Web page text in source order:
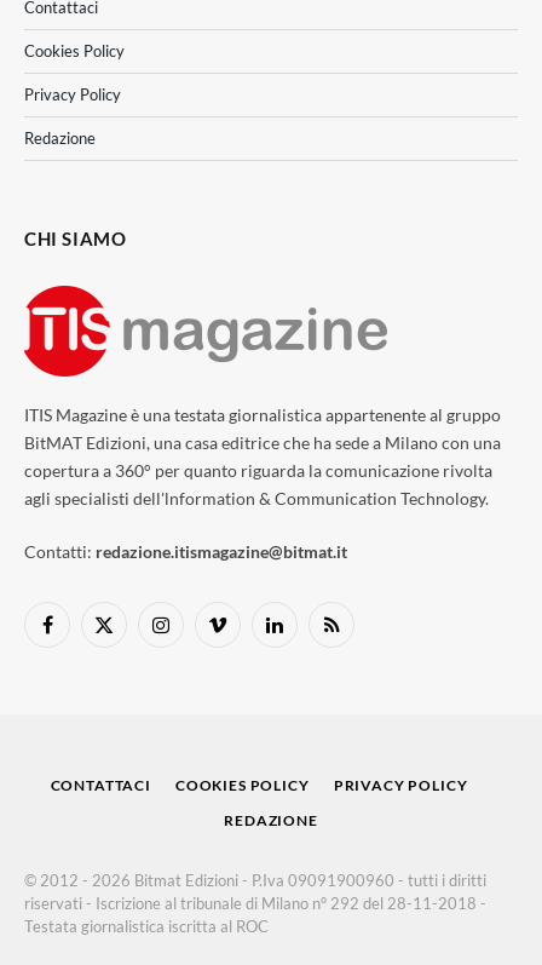
Contattaci
Cookies Policy
Privacy Policy
Redazione
CHI SIAMO
ITIS Magazine è una testata giornalistica appartenente al gruppo
BitMAT Edizioni, una casa editrice che ha sede a Milano con una
copertura a 360° per quanto riguarda la comunicazione rivolta
agli specialisti dell'lnformation & Communication Technology.
Contatti: redazione.itismagazine@bitmat.it
Facebook
X
InstagramVimeo LinkedInRSS
CONTATTACI COOKIES POLICY
PRIVACY POLICY
REDAZIONE
© 2012 - 2026 Bitmat Edizioni - P.Iva 09091900960 - tutti i diritti
riservati - Iscrizione al tribunale di Milano n° 292 del 28-11-2018 -
Testata giornalistica iscritta al ROC